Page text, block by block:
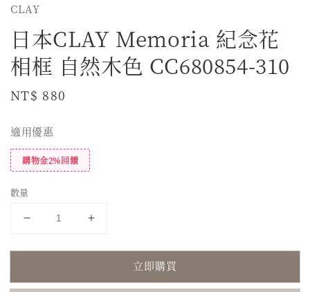
CLAY
日本CLAY Memoria 紀念花
相框 自然木色 CC680854-310
Regular
NT$ 880
適用優惠
購物金2%回饋
數量
立即購買